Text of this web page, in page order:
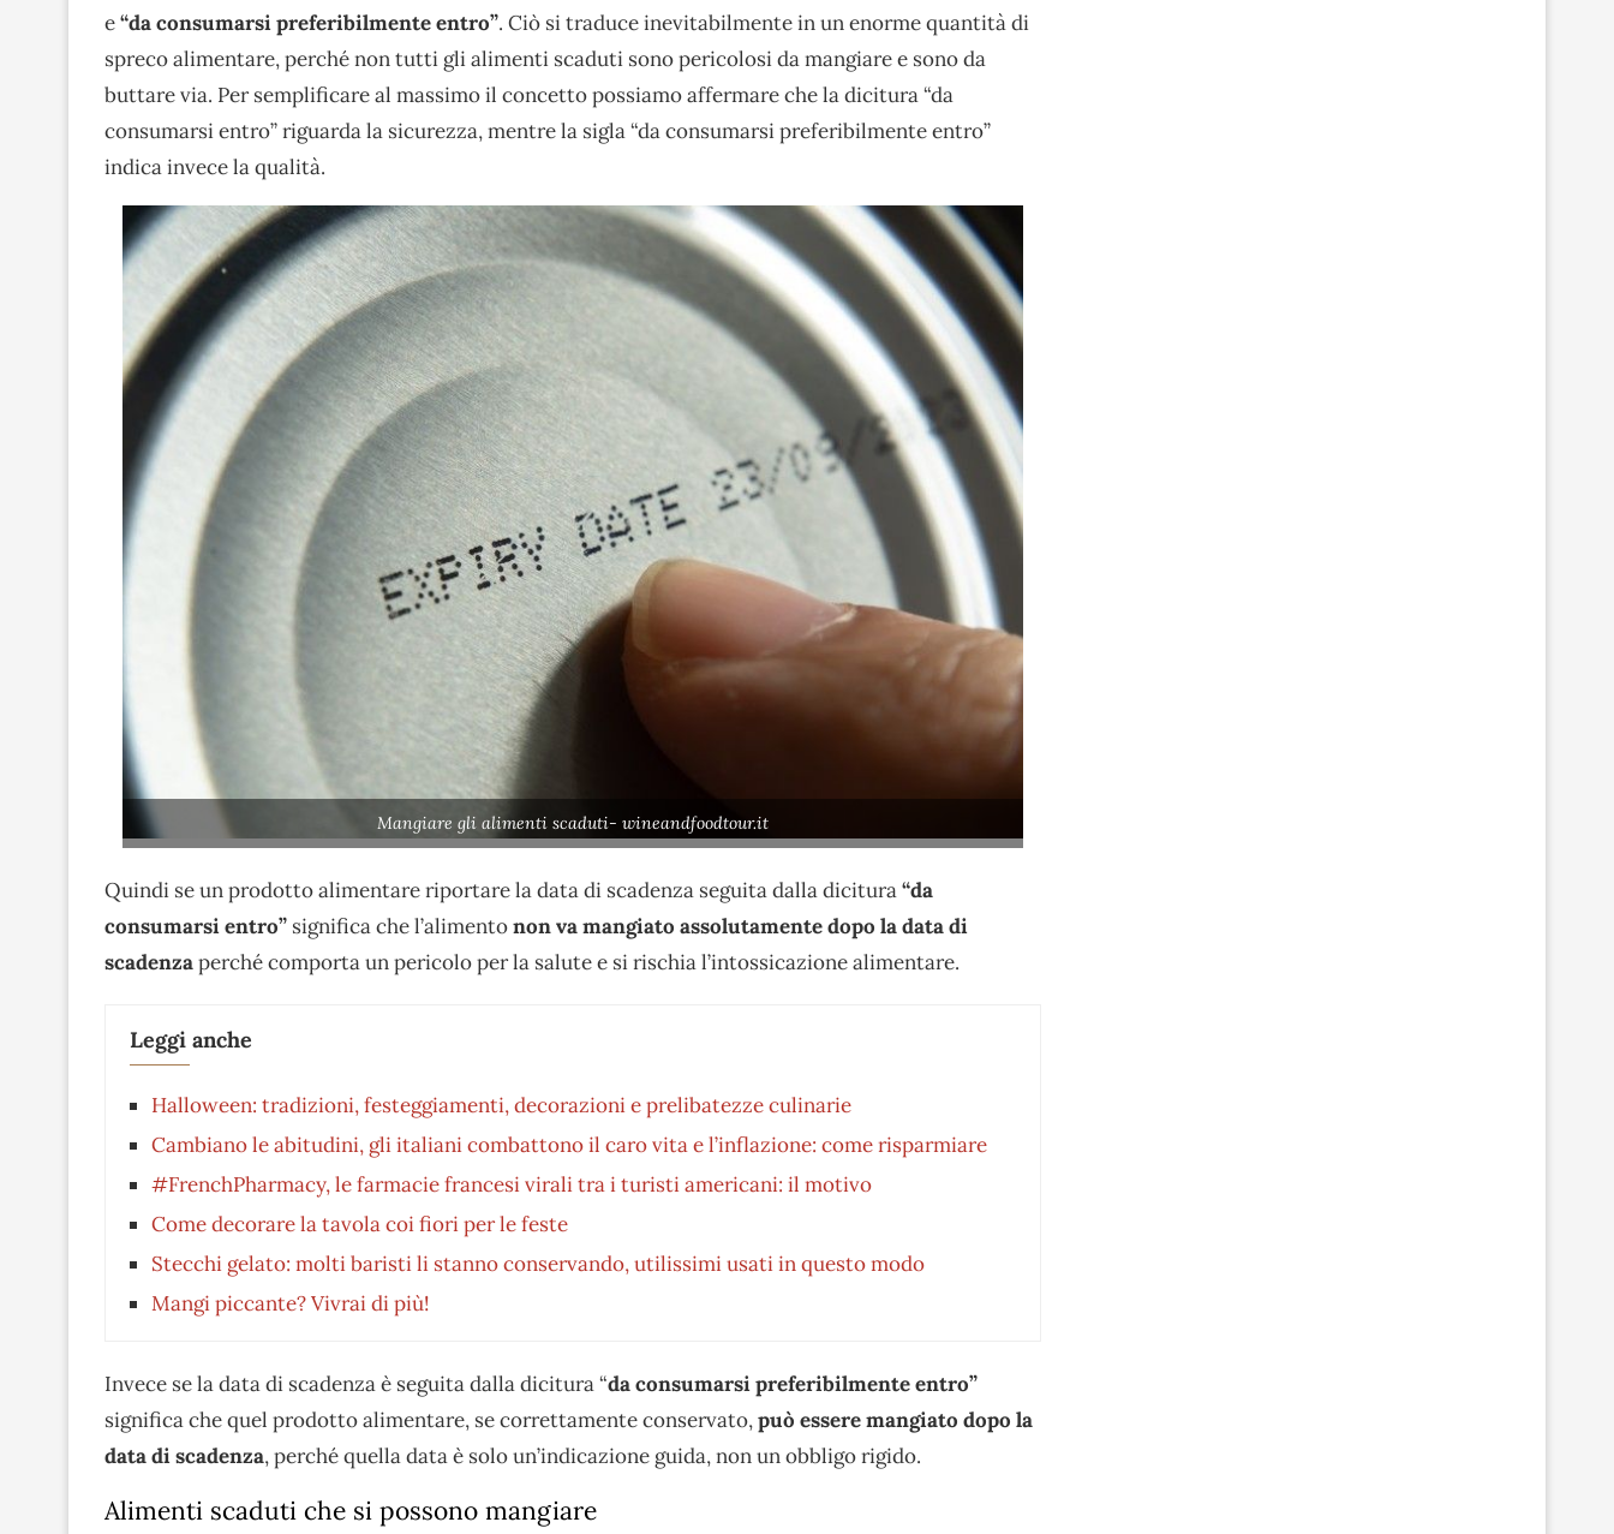
e“da consumarsi preferibilmente entro”. Ciò si traduce inevitabilmente in un enorme quantità di
spreco alimentare, perché non tutti gli alimenti scaduti sono pericolosi da mangiare e sono da
buttare via. Per semplificare al massimo il concetto possiamo affermare che la dicitura “da
consumarsi entro” riguarda la sicurezza, mentre la sigla “da consumarsi preferibilmente entro”
indica invece la qualità.
Mangiare gli alimenti scaduti- wineandfoodtour.it
Quindi se un prodotto alimentare riportare la data di scadenza seguita dalla dicitura“da
consumarsi entro” significa che l’alimentonon va mangiato assolutamente dopo la data di
scadenzaperché comporta un pericolo per la salute e si rischia l’intossicazione alimentare.
Leggi anche
Halloween: tradizioni, festeggiamenti, decorazioni e prelibatezze culinarie
Cambiano le abitudini, gli italiani combattono il caro vita e l’inflazione: come risparmiare
#FrenchPharmacy, le farmacie francesi virali tra i turisti americani: il motivo
Come decorare la tavola coi fiori per le feste
Stecchi gelato: molti baristi li stanno conservando, utilissimi usati in questo modo
Mangi piccante? Vivrai di più!
Invece se la data di scadenza è seguita dalla dicitura “da consumarsi preferibilmente entro”
significa che quel prodotto alimentare, se correttamente conservato,può essere mangiato dopo la
data di scadenza, perché quella data è solo un’indicazione guida, non un obbligo rigido.
Alimenti scaduti che si possono mangiare